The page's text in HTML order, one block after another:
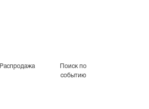
Распродажа
Поиск по
событию